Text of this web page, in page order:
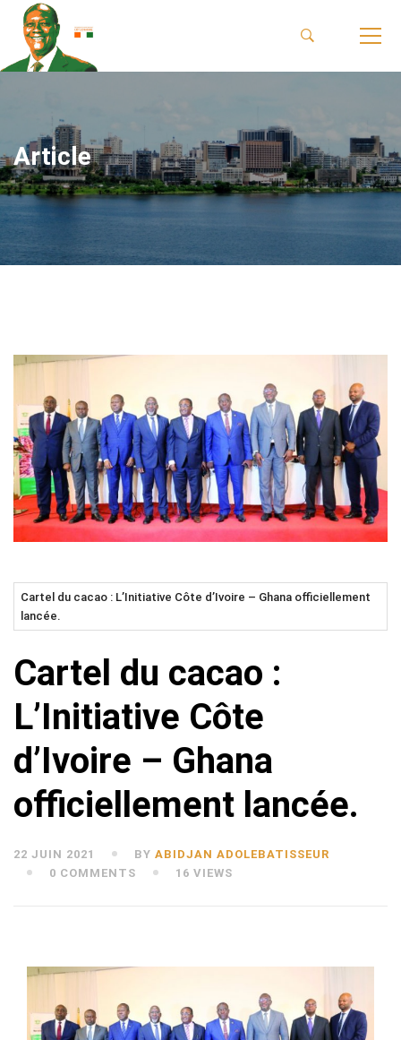
Article
Cartel du cacao : L’Initiative Côte d’Ivoire – Ghana officiellement
lancée.
Cartel du cacao :
L’Initiative Côte
d’Ivoire – Ghana
officiellement lancée.
22 JUIN 2021 BY ABIDJAN ADOLEBATISSEUR
0 COMMENTS
16 VIEWS